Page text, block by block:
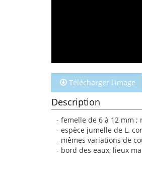
Télécharger l'image
Description
- femelle de 6 à 12 mm ;
- espèce jumelle de L.
- mêmes variations de
- bord des eaux, lieux